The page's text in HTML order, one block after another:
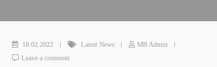
18.02.2022 Latest News
MB Admin
Leave a comment